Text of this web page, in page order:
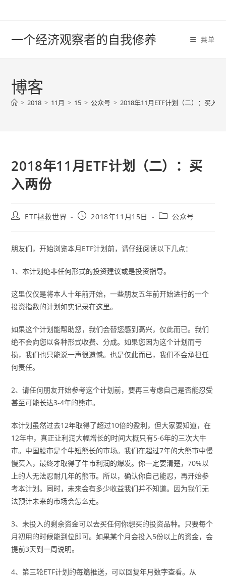
一个经济观察者的自我修养 菜单
博客
> 2018 > 11月 > 15 > 公众号 > 2018年11月ETF计划（二）：买入两
2018年11月ETF计划（二）：买
入两份
PostETF拯救世界
Post2018年11月15日
Post公众号
朋友们，开始浏览本月ETF计划前，请仔细阅读以下几点：
1、本计划绝非任何形式的投资建议或是投资指导。
这里仅仅是将本人十年前开始，一些朋友五年前开始进行的一个
投资指数的计划如实记录在这里。
如果这个计划能帮助您，我们会替您感到高兴，仅此而已。我们
绝不会向您以各种形式收费、分成。如果您因为这个计划而亏
损，我们也只能说一声很遗憾。也是仅此而已，我们不会承担任
何责任。
2、请任何朋友开始参考这个计划前，要再三考虑自己是否能忍受
甚至可能长达3-4年的熊市。
本计划虽然过去12年取得了超过10倍的盈利，但大家要知道，在
12年中，真正让利润大幅增长的时间大概只有5-6年的三次大牛
市。中国股市是个牛短熊长的市场。我们在超过7年的大熊市中慢
慢买入，最终才取得了牛市利润的爆发。你一定要清楚，70%以
上的人无法忍耐几年的熊市。所以，确认你自己能忍，再开始参
考本计划。同时，未来会有多少收益我们并不知道。因为我们无
法预计未来的市场会怎么走。
3、未投入的剩余资金可以去买任何你想买的投资品种。只要每个
月初用的时候能到位即可。如果某个月会投入5份以上的资金，会
提前3天到一周说明。
4、第三轮ETF计划的每篇推送，可以回复年月数字查看。从